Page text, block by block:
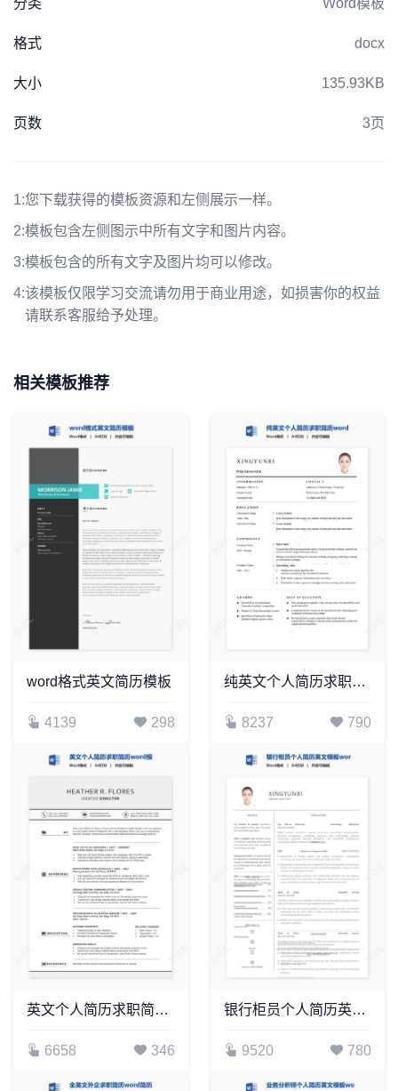
分类 Word模板
格式 docx
大小 135.93KB
页数 3页
1:您下载获得的模板资源和左侧展示一样。
2:模板包含左侧图示中所有文字和图片内容。
3:模板包含的所有文字及图片均可以修改。
4:该模板仅限学习交流请勿用于商业用途，如损害你的权益
请联系客服给予处理。
相关模板推荐
word格式英文简历模板
4139 298
纯英文个人简历求职简历word模板单页(7)
8237 790
英文个人简历求职简历word模板共2页(12)
6658 346
银行柜员个人简历英文模板word简历模板
9520 780